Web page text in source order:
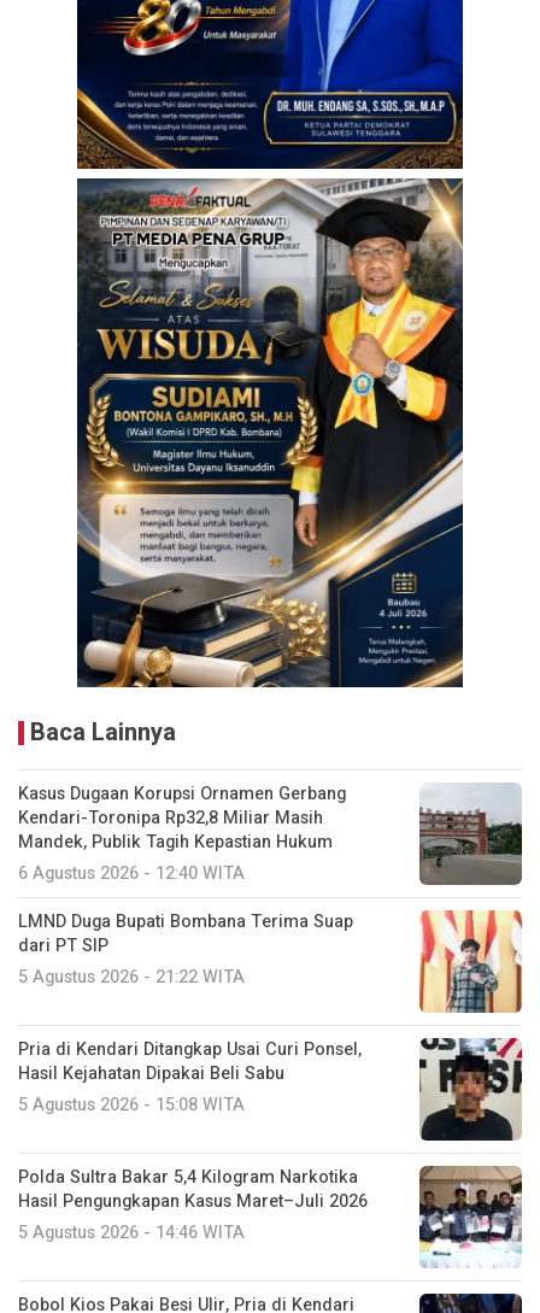
Baca Lainnya
Kasus Dugaan Korupsi Ornamen Gerbang
Kendari-Toronipa Rp32,8 Miliar Masih
Mandek, Publik Tagih Kepastian Hukum
6 Agustus 2026 - 12:40 WITA
LMND Duga Bupati Bombana Terima Suap
dari PT SIP
5 Agustus 2026 - 21:22 WITA
Pria di Kendari Ditangkap Usai Curi Ponsel,
Hasil Kejahatan Dipakai Beli Sabu
5 Agustus 2026 - 15:08 WITA
Polda Sultra Bakar 5,4 Kilogram Narkotika
Hasil Pengungkapan Kasus Maret–Juli 2026
5 Agustus 2026 - 14:46 WITA
Bobol Kios Pakai Besi Ulir, Pria di Kendari